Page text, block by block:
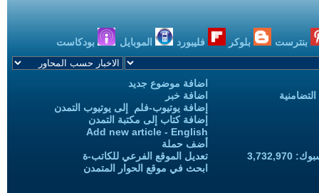
بنترست بلوكر فليبورد الموبايل بودكاست
اضافة موضوع جديد
اضافة خبر
إضافة يوتيوب-فلم إلى يوتيوب التمدن
إضافة كتاب إلى مكتبة التمدن
Add new article - English
أضف حملة
تعديل الموقع الفرعي للكاتب-ة
ابحث في موقع الحوار المتمدن